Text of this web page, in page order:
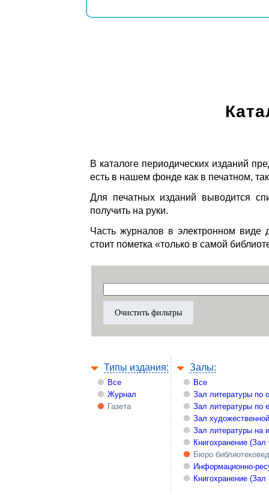
В каталоге периодических изданий
есть в нашем фонде как в печатном,
Для печатных изданий выводится
получить на руки.
Часть журналов в электронном виде
стоит пометка «только в самой
Типы издания:
Все
Журнал
Газета
Залы:
Все
Зал литературы по
Зал литературы по
Зал
Зал литературы на
Книгохранение
Бюро
Информационно-
Книгохранение